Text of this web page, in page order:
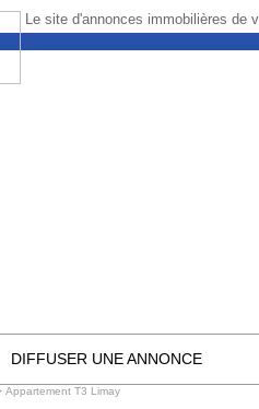
Le site d'annonces immobilières de
DIFFUSER UNE ANNONCE
Appartement T3 Limay